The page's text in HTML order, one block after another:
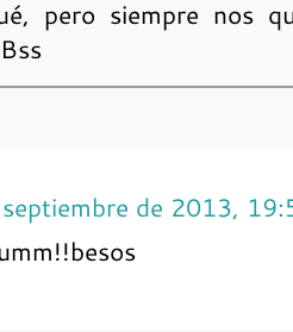
pero siempre nos
de 2013,